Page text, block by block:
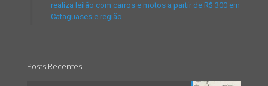
realiza leilão com carros e motos a partir de R$ 300 em
Cataguases e região.
Posts Recentes